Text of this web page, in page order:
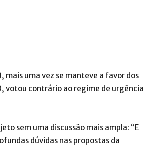
mais uma vez se manteve a favor dos
votou contrário ao regime de urgência
sem uma discussão mais ampla: “E
dúvidas nas propostas da